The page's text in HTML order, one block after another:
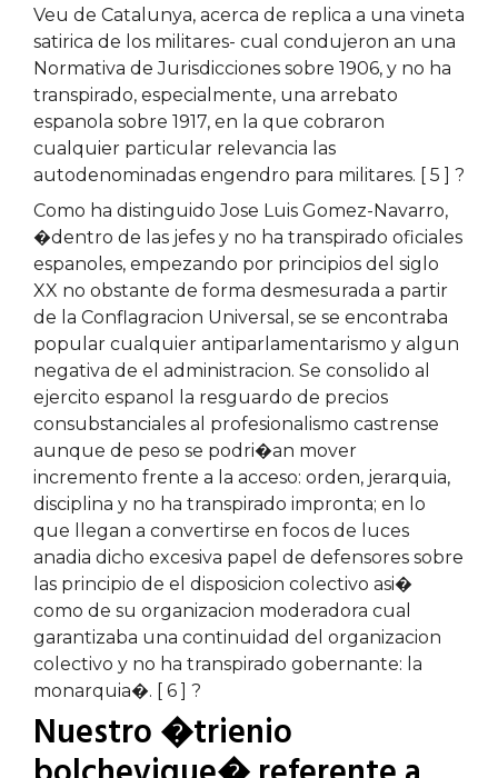
Veu de Catalunya, acerca de replica a una vineta
satirica de los militares- cual condujeron an una
Normativa de Jurisdicciones sobre 1906, y no ha
transpirado, especialmente, una arrebato
espanola sobre 1917, en la que cobraron
cualquier particular relevancia las
autodenominadas engendro para militares. [ 5 ] ?
Como ha distinguido Jose Luis Gomez-Navarro,
�dentro de las jefes y no ha transpirado oficiales
espanoles, empezando por principios del siglo
XX no obstante de forma desmesurada a partir
de la Conflagracion Universal, se se encontraba
popular cualquier antiparlamentarismo y algun
negativa de el administracion. Se consolido al
ejercito espanol la resguardo de precios
consubstanciales al profesionalismo castrense
aunque de peso se podri�an mover
incremento frente a la acceso: orden, jerarquia,
disciplina y no ha transpirado impronta; en lo
que llegan a convertirse en focos de luces
anadia dicho excesiva papel de defensores sobre
las principio de el disposicion colectivo asi�
como de su organizacion moderadora cual
garantizaba una continuidad del organizacion
colectivo y no ha transpirado gobernante: la
monarquia�. [ 6 ] ?
Nuestro �trienio